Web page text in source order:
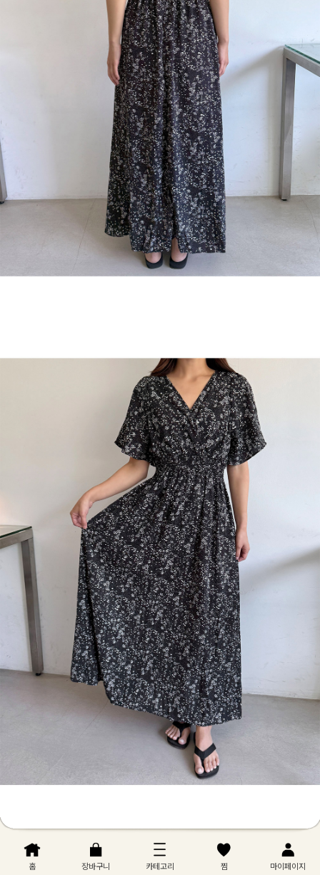
홈 장바구니 카테고리 찜 마이페이지